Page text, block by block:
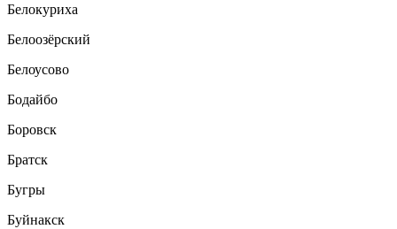
Белокуриха
Белоозёрский
Белоусово
Бодайбо
Боровск
Братск
Бугры
Буйнакск